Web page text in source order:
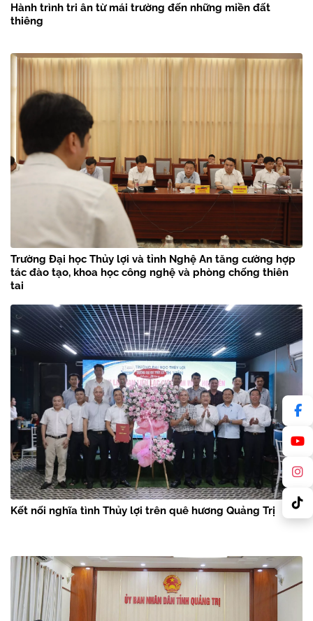
Hành trình tri ân từ mái trường đến những miền đất
thiêng
Trường Đại học Thủy lợi và tỉnh Nghệ An tăng cường hợp
tác đào tạo, khoa học công nghệ và phòng chống thiên
tai
Kết nối nghĩa tình Thủy lợi trên quê hương Quảng Trị